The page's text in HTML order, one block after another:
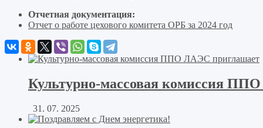
Отчетная документация:
Отчет о работе цехового комитета ОРБ за 2024 год
Культурно-массовая комиссия
31. 07. 2025